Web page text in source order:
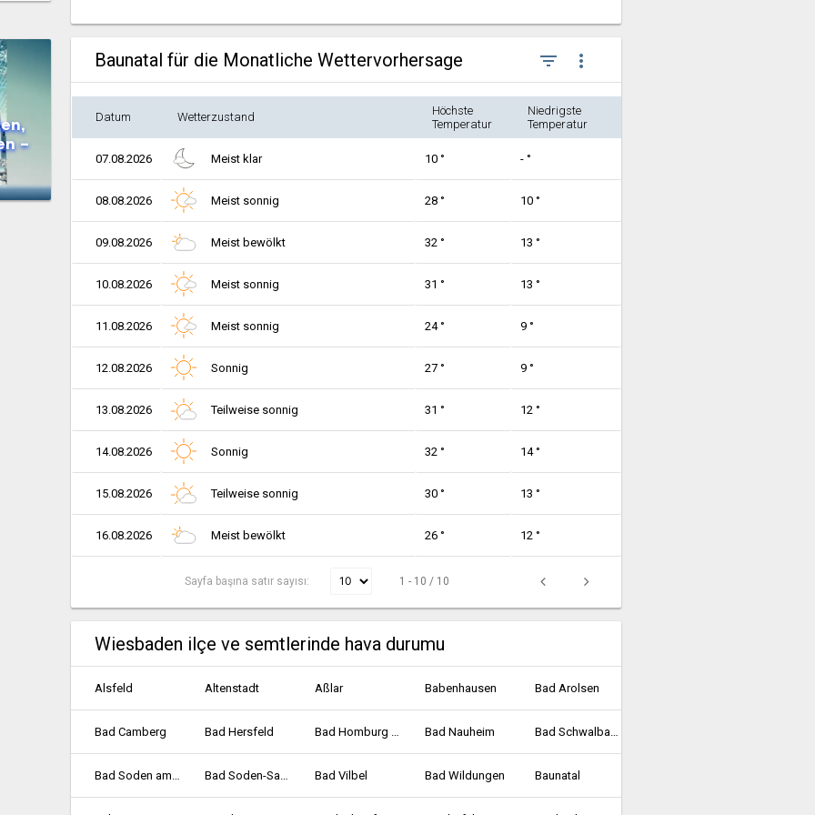
–
Baunatal für die Monatliche Wettervorhersage filter_list more_vert
Datum Wetterzustand
Höchste
Temperatur
Niedrigste
Temperatur
07.08.2026 Meist klar 10 ° - °
08.08.2026 Meist sonnig 28 ° 10 °
09.08.2026 Meist bewölkt 32 ° 13 °
10.08.2026 Meist sonnig 31 ° 13 °
11.08.2026 Meist sonnig 24 ° 9 °
12.08.2026 Sonnig 27 ° 9 °
13.08.2026 Teilweise sonnig 31 ° 12 °
14.08.2026 Sonnig 32 ° 14 °
15.08.2026 Teilweise sonnig 30 ° 13 °
16.08.2026 Meist bewölkt 26 ° 12 °
Sayfa başına satır sayısı: 1 - 10 / 10
Wiesbaden ilçe ve semtlerinde hava durumu
Alsfeld Altenstadt Aßlar Babenhausen Bad Arolsen
Bad Camberg Bad Hersfeld Bad Homburg vor der Höhe Bad Nauheim Bad Schwalbach
Bad Soden am Taunus Bad Soden-Salmünster Bad Vilbel Bad Wildungen Baunatal